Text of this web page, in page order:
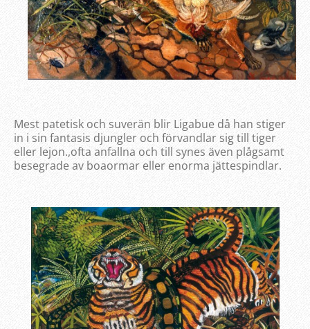
Mest patetisk och suverän blir Ligabue då han stiger
in i sin fantasis djungler och förvandlar sig till tiger
eller lejon.,ofta anfallna och till synes även plågsamt
besegrade av boaormar eller enorma jättespindlar.